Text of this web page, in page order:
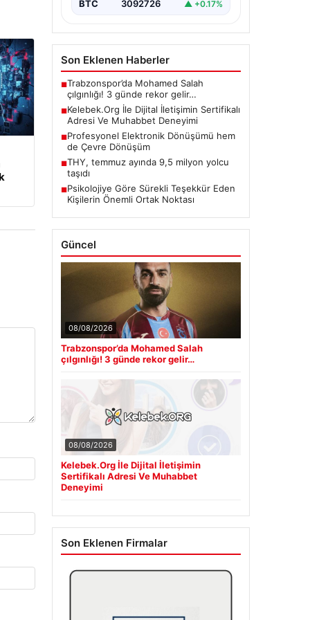
BTC 3092726 ▲ +0.17%
Son Eklenen Haberler
■Trabzonspor’da Mohamed Salah
çılgınlığı! 3 günde rekor gelir…
■Kelebek.Org İle Dijital İletişimin Sertifikalı
Adresi Ve Muhabbet Deneyimi
■Profesyonel Elektronik Dönüşümü hem
de Çevre Dönüşüm
■THY, temmuz ayında 9,5 milyon yolcu
taşıdı
■Psikolojiye Göre Sürekli Teşekkür Eden
Kişilerin Önemli Ortak Noktası
Güncel
08/08/2026
Trabzonspor’da Mohamed Salah
çılgınlığı! 3 günde rekor gelir…
08/08/2026
Kelebek.Org İle Dijital İletişimin
Sertifikalı Adresi Ve Muhabbet
Deneyimi
Son Eklenen Firmalar